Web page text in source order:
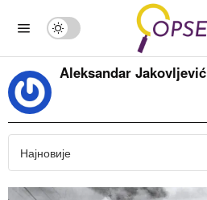
Aleksandar Jakovljević